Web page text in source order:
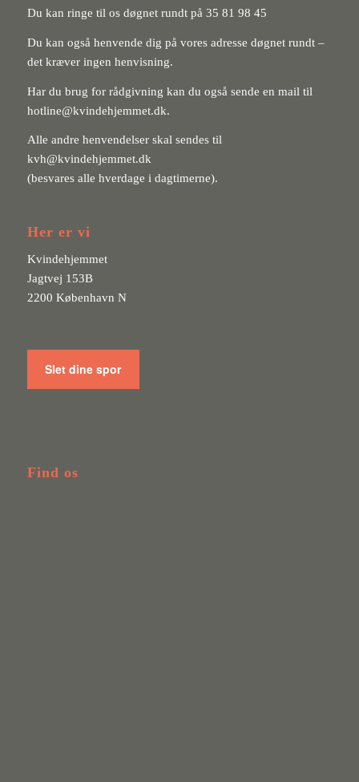
Du kan ringe til os døgnet rundt på 35 81 98 45
Du kan også henvende dig på vores adresse døgnet rundt –
det kræver ingen henvisning.
Har du brug for rådgivning kan du også sende en mail til
hotline@kvindehjemmet.dk.
Alle andre henvendelser skal sendes til
kvh@kvindehjemmet.dk
(besvares alle hverdage i dagtimerne).
Her er vi
Kvindehjemmet
Jagtvej 153B
2200 København N
Slet dine spor
Find os